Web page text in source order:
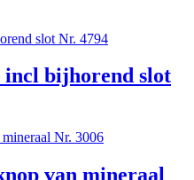
bijhorend slot
van mineraal